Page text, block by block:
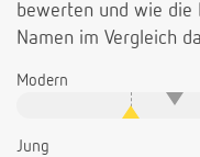
bewerten und wie die
Namen im Vergleich
Modern
Jung